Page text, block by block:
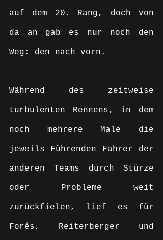
auf dem 20. Rang, doch von
da an gab es nur noch den
Weg: den nach vorn.
Während des zeitweise
turbulenten Rennens, in dem
noch mehrere Male die
jeweils Führenden Fahrer der
anderen Teams durch Stürze
oder Probleme weit
zurückfielen, lief es für
Forés, Reiterberger und